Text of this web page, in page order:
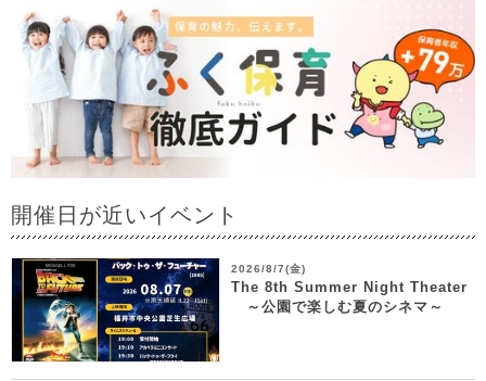
開催日が近いイベント
2026/8/7(金)
The 8th Summer Night Theater
～公園で楽しむ夏のシネマ～